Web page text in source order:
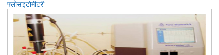
फ्लोसाइटोमीटरी